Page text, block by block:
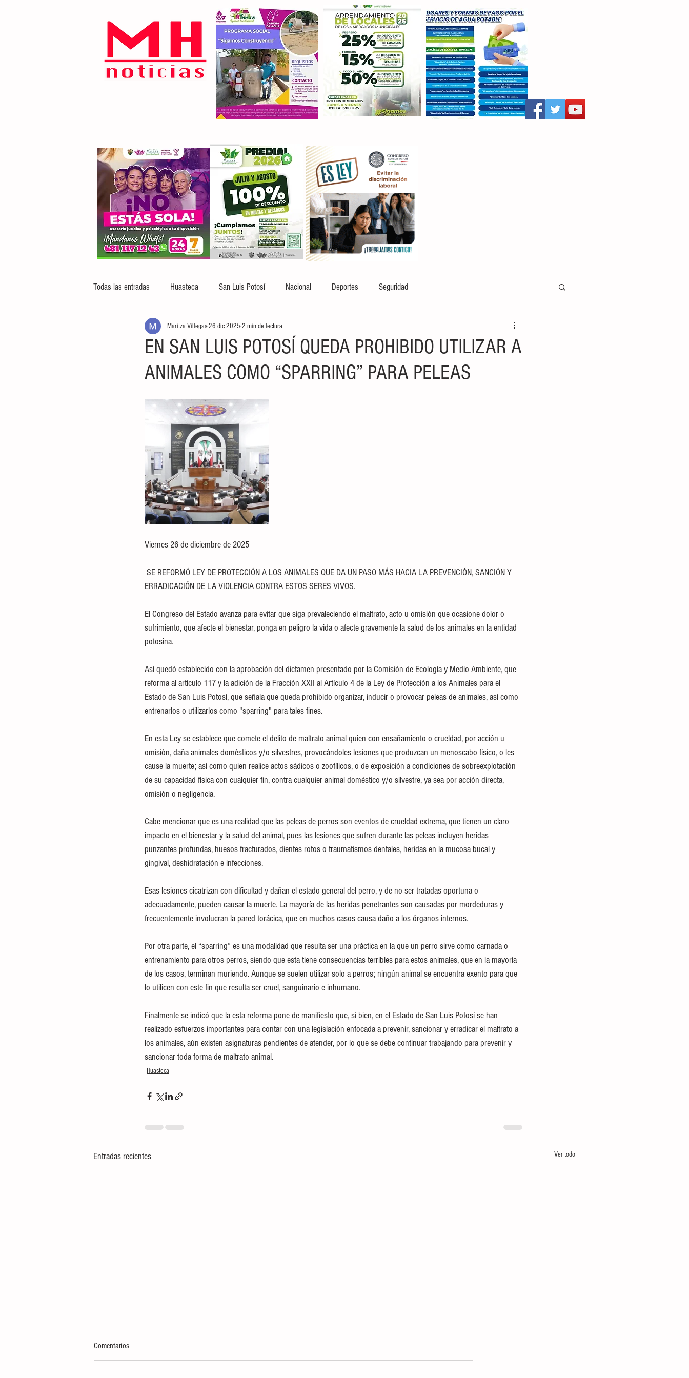
Todas las entradas Huasteca San Luis Potosí Nacional Deportes Seguridad
EN SAN LUIS POTOSÍ QUEDA PROHIBIDO UTILIZAR A
ANIMALES COMO “SPARRING” PARA PELEAS
Maritza Villegas26 dic 2025 2 min de lectura
Viernes 26 de diciembre de 2025
ERRADICACIÓN DE LA VIOLENCIA CONTRA ESTOS SERES VIVOS.
El Congreso del Estado avanza para evitar que siga prevaleciendo el maltrato, acto u omisión que ocasione dolor o
sufrimiento, que afecte el bienestar, ponga en peligro la vida o afecte gravemente la salud de los animales en la entidad
potosina.
Así quedó establecido con la aprobación del dictamen presentado por la Comisión de Ecología y Medio Ambiente, que
reforma al artículo 117 y la adición de la Fracción XXII al Artículo 4 de la Ley de Protección a los Animales para el
Estado de San Luis Potosí, que señala que queda prohibido organizar, inducir o provocar peleas de animales, así como
entrenarlos o utilizarlos como "sparring" para tales fines.
En esta Ley se establece que comete el delito de maltrato animal quien con ensañamiento o crueldad, por acción u
omisión, daña animales domésticos y/o silvestres, provocándoles lesiones que produzcan un menoscabo físico, o les
cause la muerte; así como quien realice actos sádicos o zoofílicos, o de exposición a condiciones de sobreexplotación
de su capacidad física con cualquier fin, contra cualquier animal doméstico y/o silvestre, ya sea por acción directa,
omisión o negligencia.
Cabe mencionar que es una realidad que las peleas de perros son eventos de crueldad extrema, que tienen un claro
impacto en el bienestar y la salud del animal, pues las lesiones que sufren durante las peleas incluyen heridas
punzantes profundas, huesos fracturados, dientes rotos o traumatismos dentales, heridas en la mucosa bucal y
gingival, deshidratación e infecciones.
Esas lesiones cicatrizan con dificultad y dañan el estado general del perro, y de no ser tratadas oportuna o
adecuadamente, pueden causar la muerte. La mayoría de las heridas penetrantes son causadas por mordeduras y
frecuentemente involucran la pared torácica, que en muchos casos causa daño a los órganos internos.
Por otra parte, el “sparring” es una modalidad que resulta ser una práctica en la que un perro sirve como carnada o
entrenamiento para otros perros, siendo que esta tiene consecuencias terribles para estos animales, que en la mayoría
de los casos, terminan muriendo. Aunque se suelen utilizar solo a perros; ningún animal se encuentra exento para que
lo utilicen con este fin que resulta ser cruel, sanguinario e inhumano.
Finalmente se indicó que la esta reforma pone de manifiesto que, si bien, en el Estado de San Luis Potosí se han
realizado esfuerzos importantes para contar con una legislación enfocada a prevenir, sancionar y erradicar el maltrato a
los animales, aún existen asignaturas pendientes de atender, por lo que se debe continuar trabajando para prevenir y
sancionar toda forma de maltrato animal.
Huasteca
Entradas recientes Ver todo
Comentarios